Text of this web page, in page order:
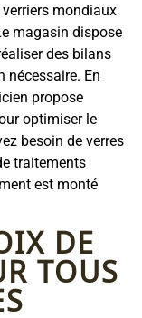
mondiaux
magasin dispose
des bilans
nécessaire. En
propose
optimiser le
besoin de verres
traitements
est monté
DE
TOUS